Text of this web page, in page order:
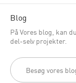
Blog
På Vores blog, kan
del-selv projekter.
Besøg vores